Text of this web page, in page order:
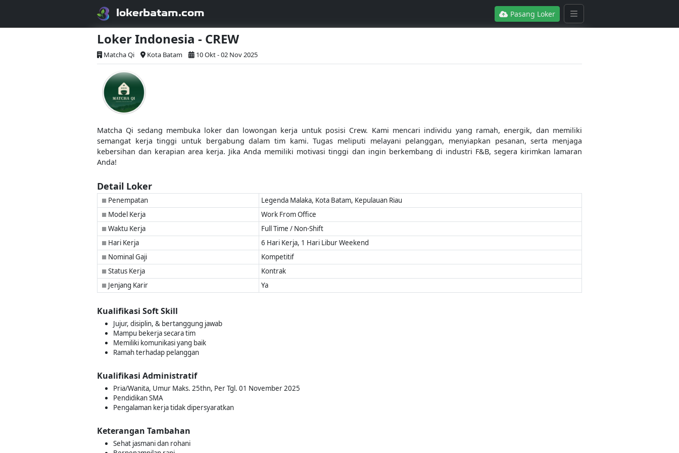
lokerbatam.com Pasang Loker
Loker Indonesia - CREW
Matcha Qi Kota Batam 10 Okt - 02 Nov 2025
Matcha Qi sedang membuka loker dan lowongan kerja untuk posisi Crew. Kami mencari individu yang ramah, energik, dan memiliki
semangat kerja tinggi untuk bergabung dalam tim kami. Tugas meliputi melayani pelanggan, menyiapkan pesanan, serta menjaga
kebersihan dan kerapian area kerja. Jika Anda memiliki motivasi tinggi dan ingin berkembang di industri F&B, segera kirimkan lamaran
Anda!
Detail Loker
■ Penempatan Legenda Malaka, Kota Batam, Kepulauan Riau
■ Model Kerja Work From Office
■ Waktu Kerja Full Time / Non-Shift
■ Hari Kerja 6 Hari Kerja, 1 Hari Libur Weekend
■ Nominal Gaji Kompetitif
■ Status Kerja Kontrak
■ Jenjang Karir Ya
Kualifikasi Soft Skill
Jujur, disiplin, & bertanggung jawab
Mampu bekerja secara tim
Memiliki komunikasi yang baik
Ramah terhadap pelanggan
Kualifikasi Administratif
Pria/Wanita, Umur Maks. 25thn, Per Tgl. 01 November 2025
Pendidikan SMA
Pengalaman kerja tidak dipersyaratkan
Keterangan Tambahan
Sehat jasmani dan rohani